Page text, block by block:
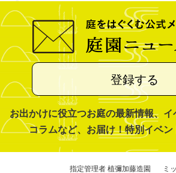
登録する
お出かけに役立つお庭の最新情報、
コラムなど、お届け！特別イベン
指定管理者 植彌加藤造園 ミ